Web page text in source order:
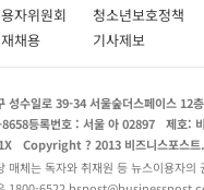
용자위원회 청소년보호정책
재채용 기사제보
성수일로 39-34 서울숲더스페이스 12
등록번호 : 서울 아 02897 제호:
Copyright ? 2013 비즈니스포스
매체는 독자와 취재원 등 뉴스이용자